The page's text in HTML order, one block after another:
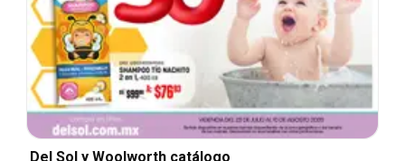
Del Sol y Woolworth catálogo